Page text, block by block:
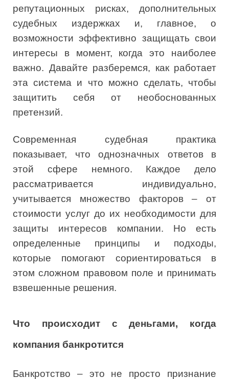
репутационных рисках, дополнительных
судебных издержках и, главное, о
возможности эффективно защищать свои
интересы в момент, когда это наиболее
важно. Давайте разберемся, как работает
эта система и что можно сделать, чтобы
защитить себя от необоснованных
претензий.
Современная судебная практика
показывает, что однозначных ответов в
этой сфере немного. Каждое дело
рассматривается индивидуально,
учитывается множество факторов – от
стоимости услуг до их необходимости для
защиты интересов компании. Но есть
определенные принципы и подходы,
которые помогают сориентироваться в
этом сложном правовом поле и принимать
взвешенные решения.
Что происходит с деньгами, когда
компания банкротится
Банкротство – это не просто признание